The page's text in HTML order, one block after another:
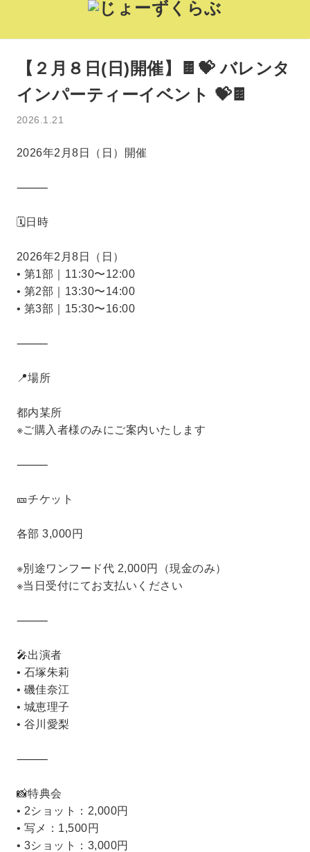
【２月８日(日)開催】🍫💝 バレンタ
インパーティーイベント 💝🍫
2026.1.21
2026年2月8日（日）開催
⸻
🗓日時
2026年2月8日（日）
• 第1部｜11:30〜12:00
• 第2部｜13:30〜14:00
• 第3部｜15:30〜16:00
⸻
📍場所
都内某所
※ご購入者様のみにご案内いたします
⸻
🎫チケット
各部 3,000円
※別途ワンフード代 2,000円（現金のみ）
※当日受付にてお支払いください
⸻
🎤出演者
• 石塚朱莉
• 磯佳奈江
• 城恵理子
• 谷川愛梨
⸻
📸特典会
• 2ショット：2,000円
• 写メ：1,500円
• 3ショット：3,000円